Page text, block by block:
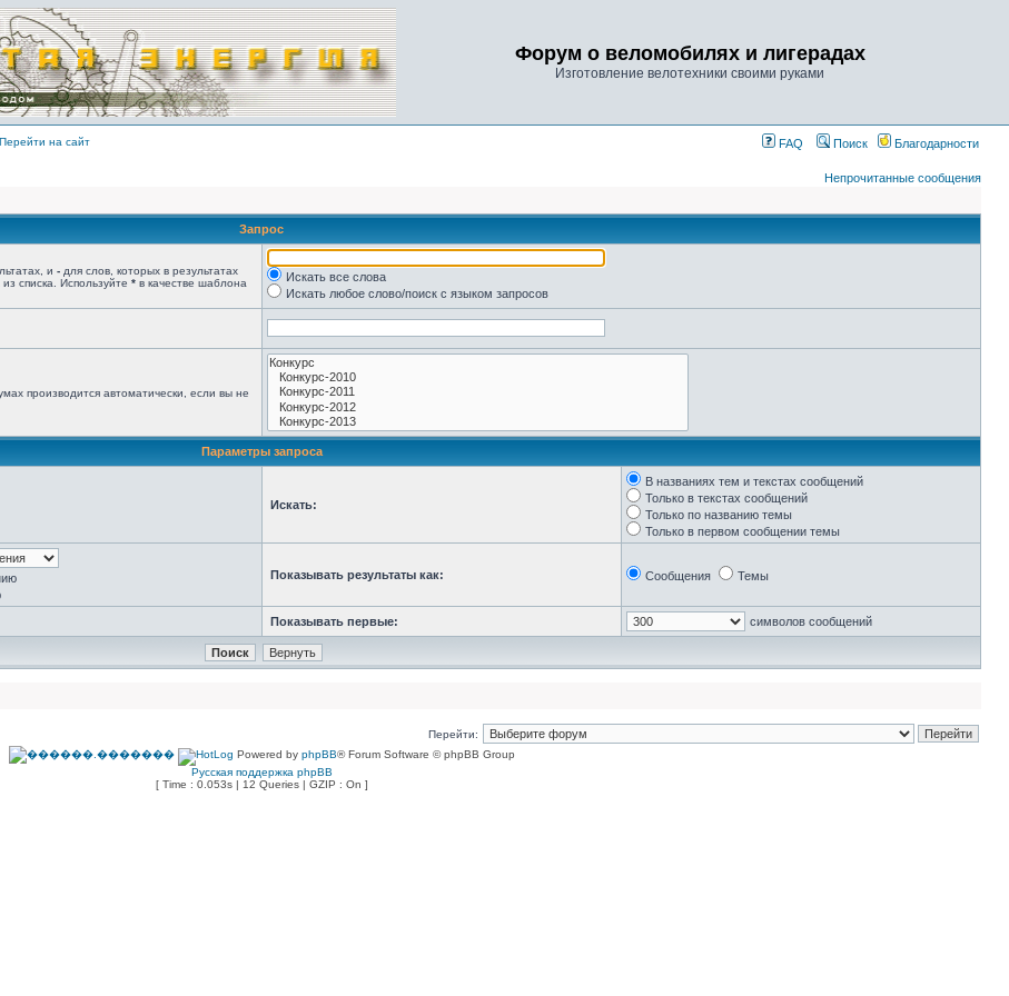
Форум о веломобилях и лигерадах
Изготовление велотехники своими руками
Перейти на сайт FAQ Поиск Благодарности
Непрочитанные сообщения
Запрос
и - для слов, которых в результатах
списка. Используйте * в качестве шаблона
Искать все слова
Искать любое слово/поиск с языком запросов
производится автоматически, если вы не
Параметры запроса
Искать:
В названиях тем и текстах сообщений
Только в текстах сообщений
Только по названию темы
Только в первом сообщении темы
Показывать результаты как: Сообщения Темы
Показывать первые: символов сообщений
Перейти:
Powered by phpBB® Forum Software © phpBB Group
Русская поддержка phpBB
[ Time : 0.053s | 12 Queries | GZIP : On ]